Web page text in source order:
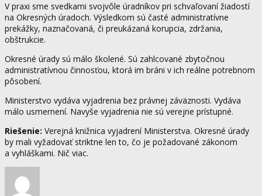
V praxi sme svedkami svojvôle úradníkov pri schvaľovaní žiadostí
na Okresných úradoch. Výsledkom sú časté administratívne
prekážky, naznačovaná, či preukázaná korupcia, zdržania,
obštrukcie.
Okresné úrady sú málo školené. Sú zahlcované zbytočnou
administratívnou činnosťou, ktorá im bráni v ich reálne potrebnom
pôsobení.
Ministerstvo vydáva vyjadrenia bez právnej záväznosti. Vydáva
málo usmernení. Navyše vyjadrenia nie sú verejne prístupné.
Riešenie: Verejná knižnica vyjadrení Ministerstva. Okresné úrady
by mali vyžadovať striktne len to, čo je požadované zákonom
a vyhláškami. Nič viac.